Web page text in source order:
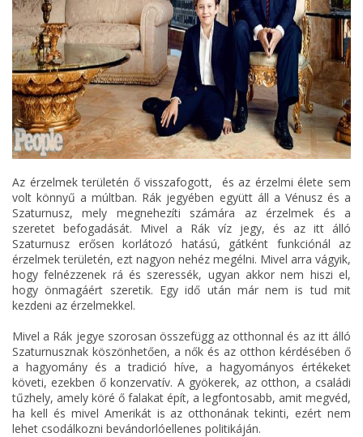
Az érzelmek területén ő visszafogott, és az érzelmi élete sem
volt könnyű a múltban. Rák jegyében együtt áll a Vénusz és a
Szaturnusz, mely megnehezíti számára az érzelmek és a
szeretet befogadását. Mivel a Rák víz jegy, és az itt álló
Szaturnusz erősen korlátozó hatású, gátként funkciónál az
érzelmek területén, ezt nagyon nehéz megélni. Mivel arra vágyik,
hogy felnézzenek rá és szeressék, ugyan akkor nem hiszi el,
hogy önmagáért szeretik. Egy idő után már nem is tud mit
kezdeni az érzelmekkel.
Mivel a Rák jegye szorosan összefügg az otthonnal és az itt álló
Szaturnusznak köszönhetően, a nők és az otthon kérdésében ő
a hagyomány és a tradició híve, a hagyományos értékeket
követi, ezekben ő konzervatív. A gyökerek, az otthon, a családi
tűzhely, amely köré ő falakat épít, a legfontosabb, amit megvéd,
ha kell és mivel Amerikát is az otthonának tekinti, ezért nem
lehet csodálkozni bevándorlóellenes politikáján.